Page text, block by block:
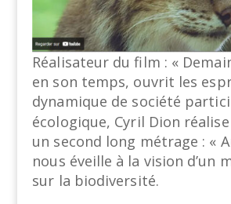
Réalisateur du film : «
en son temps, ouvrit les
dynamique de société
écologique, Cyril Dion
un second long métrage : «
nous éveille à la vision d’un
sur la biodiversité.